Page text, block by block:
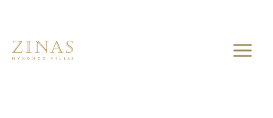
contenido
Galerías
por: